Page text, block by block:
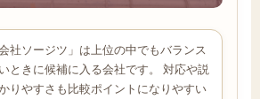
会社ソージツ」は上位の中でもバランス
ときに候補に入る会社です。 対応や説
りやすさも比較ポイントになりやすい